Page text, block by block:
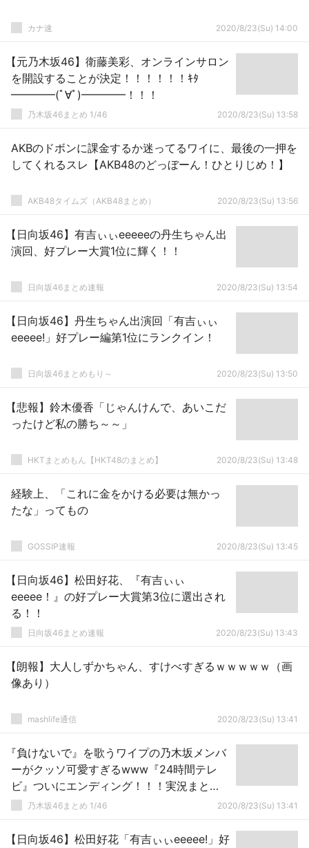
カナ速 2020/8/23(Su) 14:00
【元乃木坂46】衛藤美彩、オンラインサロン
を開設することが決定！！！！！！ｷﾀ
━━━━(ﾟ∀ﾟ)━━━━！！！
乃木坂46まとめ 1/46 2020/8/23(Su) 13:58
AKBのドボンに課金するか迷ってるワイに、最後の一押を
してくれるスレ【AKB48のどっぼーん！ひとりじめ！】
AKB48タイムズ（AKB48まとめ） 2020/8/23(Su) 13:56
【日向坂46】有吉ぃぃeeeeeの丹生ちゃん出
演回、好プレー大賞1位に輝く！！
日向坂46まとめ速報 2020/8/23(Su) 13:54
【日向坂46】丹生ちゃん出演回「有吉ぃぃ
eeeee!」好プレー編第1位にランクイン！
日向坂46まとめもり～ 2020/8/23(Su) 13:50
【悲報】鈴木優香「じゃんけんで、あいこだ
ったけど私の勝ち～～」
HKTまとめもん【HKT48のまとめ】 2020/8/23(Su) 13:48
経験上、「これに金をかける必要は無かっ
たな」ってもの
GOSSIP速報 2020/8/23(Su) 13:45
【日向坂46】松田好花、『有吉ぃぃ
eeeee！』の好プレー大賞第3位に選出され
る！！
日向坂46まとめ速報 2020/8/23(Su) 13:43
【朗報】大人しずかちゃん、すけべすぎるｗｗｗｗｗ（画
像あり）
mashlife通信 2020/8/23(Su) 13:41
『負けないで』を歌うワイプの乃木坂メンバ
ーがクッソ可愛すぎるwww『24時間テレ
ビ』ついにエンディング！！！実況まと
め！！！
乃木坂46まとめ 1/46 2020/8/23(Su) 13:41
【日向坂46】松田好花「有吉ぃぃeeeee!」好